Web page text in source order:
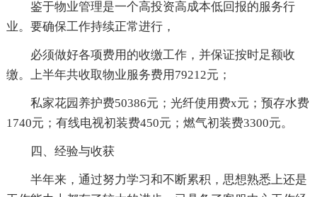
鉴于物业管理是一个高投资高成本低回报的服务行
业。要确保工作持续正常进行，
必须做好各项费用的收缴工作，并保证按时足额收
缴。上半年共收取物业服务费用79212元；
私家花园养护费50386元；光纤使用费x元；预存水费
1740元；有线电视初装费450元；燃气初装费3300元。
四、经验与收获
半年来，通过努力学习和不断累积，思想熟悉上还是